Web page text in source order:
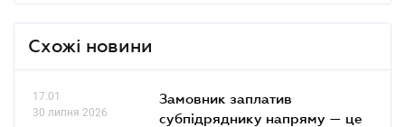
Схожі новини
17.01
30 липня 2026
Замовник заплатив
субпідряднику напряму — це